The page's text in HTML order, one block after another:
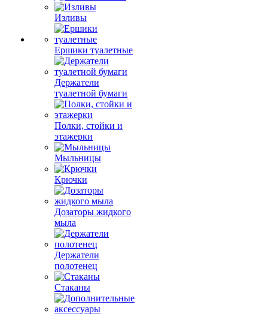
Изливы
Ершики туалетные
Держатели
туалетной бумаги
Полки, стойки и
этажерки
Мыльницы
Крючки
Дозаторы жидкого
мыла
Держатели
полотенец
Стаканы